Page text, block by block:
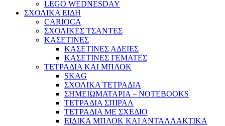
LEGO WEDNESDAY
ΣΧΟΛΙΚΑ ΕΙΔΗ
CARIOCA
ΣΧΟΛΙΚΕΣ ΤΣΑΝΤΕΣ
ΚΑΣΕΤΙΝΕΣ
ΚΑΣΕΤΙΝΕΣ ΑΔΕΙΕΣ
ΚΑΣΕΤΙΝΕΣ ΓΕΜΑΤΕΣ
ΤΕΤΡΑΔΙΑ ΚΑΙ ΜΠΛΟΚ
SKAG
ΣΧΟΛΙΚΑ ΤΕΤΡΑΔΙΑ
ΣΗΜΕΙΩΜΑΤΑΡΙΑ – NOTEBOOKS
ΤΕΤΡΑΔΙΑ ΣΠΙΡΑΛ
ΤΕΤΡΑΔΙΑ ΜΕ ΣΧΕΔΙΟ
ΕΙΔΙΚΑ ΜΠΛΟΚ ΚΑΙ ΑΝΤΑΛΛΑΚΤΙΚΑ